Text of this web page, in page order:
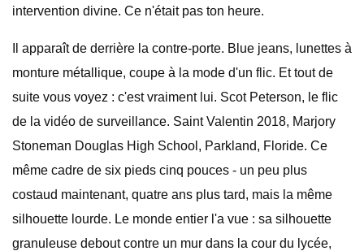
intervention divine. Ce n'était pas ton heure.
Il apparaît de derrière la contre-porte. Blue jeans, lunettes à
monture métallique, coupe à la mode d'un flic. Et tout de
suite vous voyez : c'est vraiment lui. Scot Peterson, le flic
de la vidéo de surveillance. Saint Valentin 2018, Marjory
Stoneman Douglas High School, Parkland, Floride. Ce
même cadre de six pieds cinq pouces - un peu plus
costaud maintenant, quatre ans plus tard, mais la même
silhouette lourde. Le monde entier l'a vue : sa silhouette
granuleuse debout contre un mur dans la cour du lycée,